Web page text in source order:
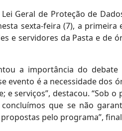
Geral de Proteção de Dados
sexta-feira (7), a primeira
e servidores da Pasta e de
a importância do
evento é a necessidade dos
serviços”, destacou. “Sob
que se não
pelo programa”,